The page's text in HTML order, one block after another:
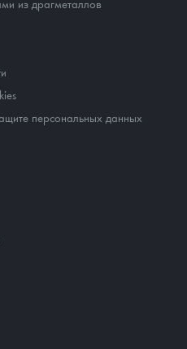
из драгметаллов
персональных данных